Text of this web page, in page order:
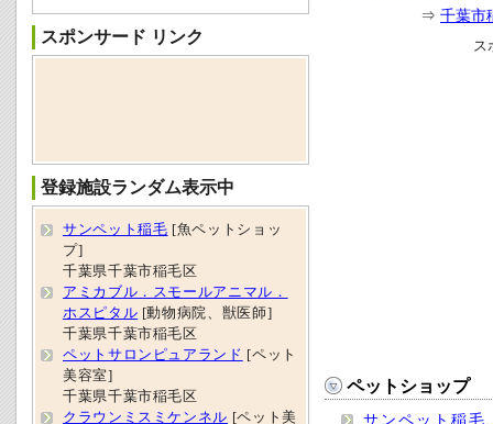
⇒ 千葉市
ス
ペットショップ
サンペット稲毛
スポンサード リンク
登録施設ランダム表示中
サンペット稲毛 [魚ペットショッ
プ]
千葉県千葉市稲毛区
アミカブル．スモールアニマル．
ホスピタル [動物病院、獣医師]
千葉県千葉市稲毛区
ペットサロンピュアランド [ペット
美容室]
千葉県千葉市稲毛区
クラウンミスミケンネル [ペット美